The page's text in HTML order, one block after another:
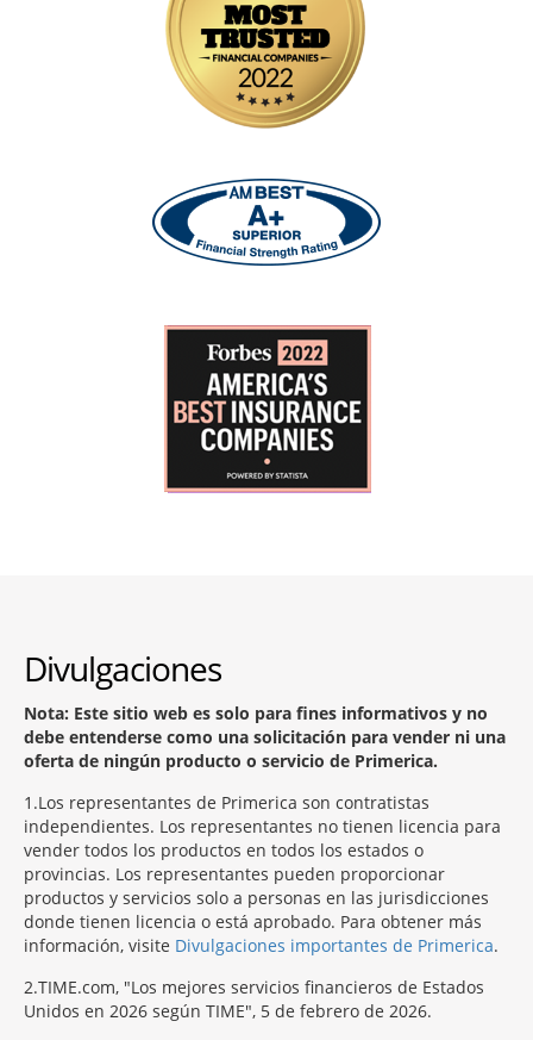
Divulgaciones
Nota: Este sitio web es solo para fines informativos y no
debe entenderse como una solicitación para vender ni una
oferta de ningún producto o servicio de Primerica.
1 Los representantes de Primerica son contratistas
independientes. Los representantes no tienen licencia para
vender todos los productos en todos los estados o
provincias. Los representantes pueden proporcionar
productos y servicios solo a personas en las jurisdicciones
donde tienen licencia o está aprobado. Para obtener más
información, visite Divulgaciones importantes de Primerica.
2 TIME.com, "Los mejores servicios financieros de Estados
Unidos en 2026 según TIME", 5 de febrero de 2026.